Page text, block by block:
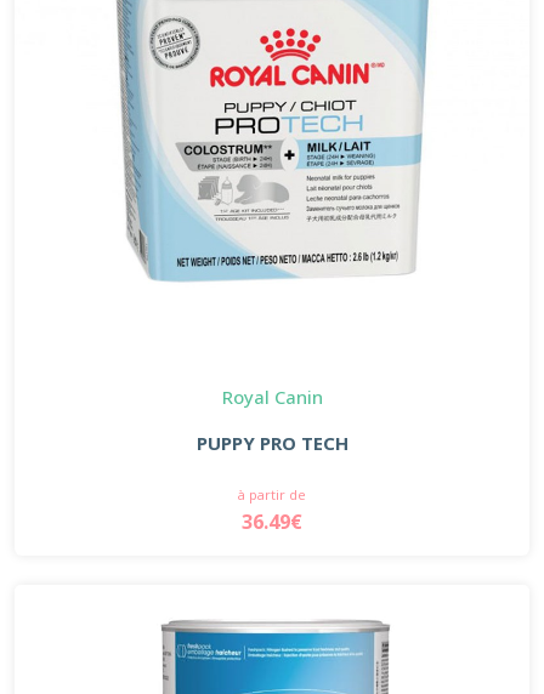
Royal Canin
PUPPY PRO TECH
à partir de
36.49€